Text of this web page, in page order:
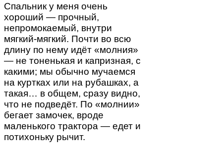
Спальник у меня очень
хороший — прочный,
непромокаемый, внутри
мягкий-мягкий. Почти во всю
длину по нему идёт «молния»
— не тоненькая и капризная, с
какими; мы обычно мучаемся
на куртках или на рубашках, а
такая… в общем, сразу видно,
что не подведёт. По «молнии»
бегает замочек, вроде
маленького трактора — едет и
потихоньку рычит.